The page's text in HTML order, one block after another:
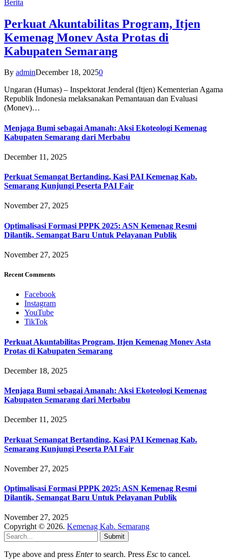
Berita
Perkuat Akuntabilitas Program, Itjen
Kemenag Monev Asta Protas di
Kabupaten Semarang
By adminDecember 18, 20250
Ungaran (Humas) – Inspektorat Jenderal (Itjen) Kementerian Agama
Republik Indonesia melaksanakan Pemantauan dan Evaluasi
(Monev)…
Menjaga Bumi sebagai Amanah: Aksi Ekoteologi Kemenag
Kabupaten Semarang dari Merbabu
December 11, 2025
Perkuat Semangat Bertanding, Kasi PAI Kemenag Kab.
Semarang Kunjungi Peserta PAI Fair
November 27, 2025
Optimalisasi Formasi PPPK 2025: ASN Kemenag Resmi
Dilantik, Semangat Baru Untuk Pelayanan Publik
November 27, 2025
Recent Comments
Facebook
Instagram
YouTube
TikTok
Perkuat Akuntabilitas Program, Itjen Kemenag Monev Asta
Protas di Kabupaten Semarang
December 18, 2025
Menjaga Bumi sebagai Amanah: Aksi Ekoteologi Kemenag
Kabupaten Semarang dari Merbabu
December 11, 2025
Perkuat Semangat Bertanding, Kasi PAI Kemenag Kab.
Semarang Kunjungi Peserta PAI Fair
November 27, 2025
Optimalisasi Formasi PPPK 2025: ASN Kemenag Resmi
Dilantik, Semangat Baru Untuk Pelayanan Publik
November 27, 2025
Copyright © 2026. Kemenag Kab. Semarang
Submit
Type above and press Enterto search. Press Esc to cancel.